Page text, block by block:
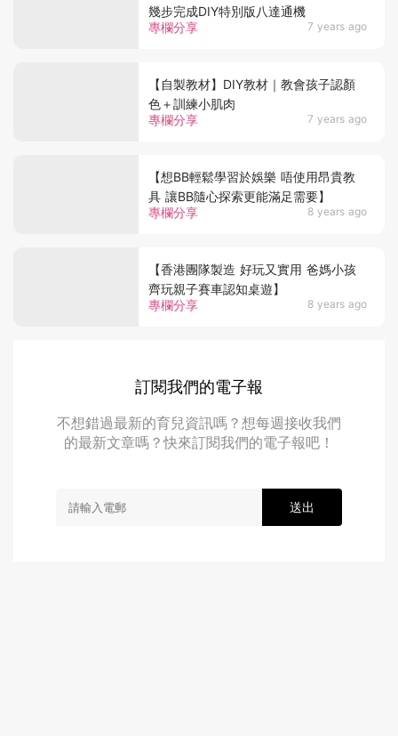
專欄分享 7 years ago
幾步完成DIY特別版八達通機
專欄分享 7 years ago
【自製教材】DIY教材｜教會孩子認顏
色＋訓練小肌肉
專欄分享 8 years ago
【想BB輕鬆學習於娛樂 唔使用昂貴教
具 讓BB隨心探索更能滿足需要】
專欄分享 8 years ago
【香港團隊製造 好玩又實用 爸媽小孩
齊玩親子賽車認知桌遊】
訂閱我們的電子報
不想錯過最新的育兒資訊嗎？想每週接收我們
的最新文章嗎？快來訂閱我們的電子報吧！
送出